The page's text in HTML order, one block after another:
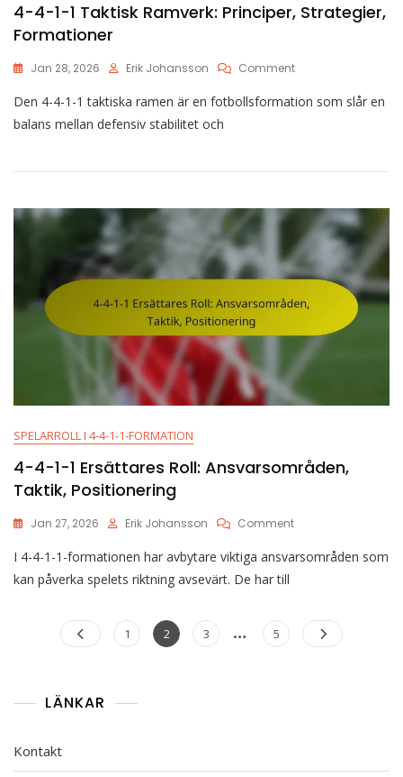
4-4-1-1 Taktisk Ramverk: Principer, Strategier,
Formationer
Jan 28, 2026 Erik Johansson CommentOn
4-
Ramverk:
Formationer
Den 4-4-1-1 taktiska ramen är en fotbollsformation som slår en
balans mellan defensiv stabilitet och
SPELARROLL I 4-4-1-1-FORMATION
4-4-1-1 Ersättares Roll: Ansvarsområden,
Taktik, Positionering
Jan 27, 2026 Erik Johansson CommentOn
4-
Roll:
Ansvarsområden,
I 4-4-1-1-formationen har avbytare viktiga ansvarsområden som
kan påverka spelets riktning avsevärt. De har till
Posts
Page
1 Page
2 Page
3 … Page
5
LÄNKAR
Kontakt